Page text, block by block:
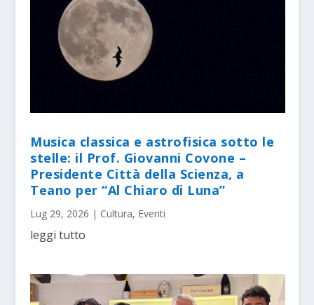
Musica classica e astrofisica sotto le
stelle: il Prof. Giovanni Covone –
Presidente Città della Scienza, a
Teano per “Al Chiaro di Luna”
Lug 29, 2026 | Cultura, Eventi
leggi tutto